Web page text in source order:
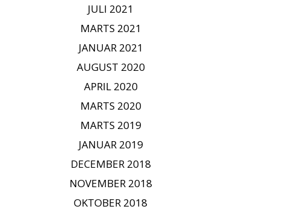
JULI 2021
MARTS 2021
JANUAR 2021
AUGUST 2020
APRIL 2020
MARTS 2020
MARTS 2019
JANUAR 2019
DECEMBER 2018
NOVEMBER 2018
OKTOBER 2018